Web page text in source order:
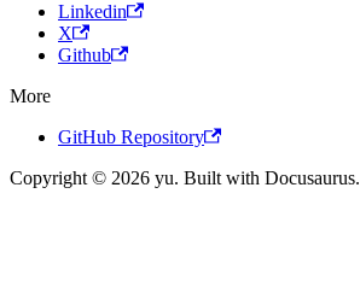
Linkedin
X
Github
More
GitHub Repository
Copyright © 2026 yu. Built with Docusaurus.